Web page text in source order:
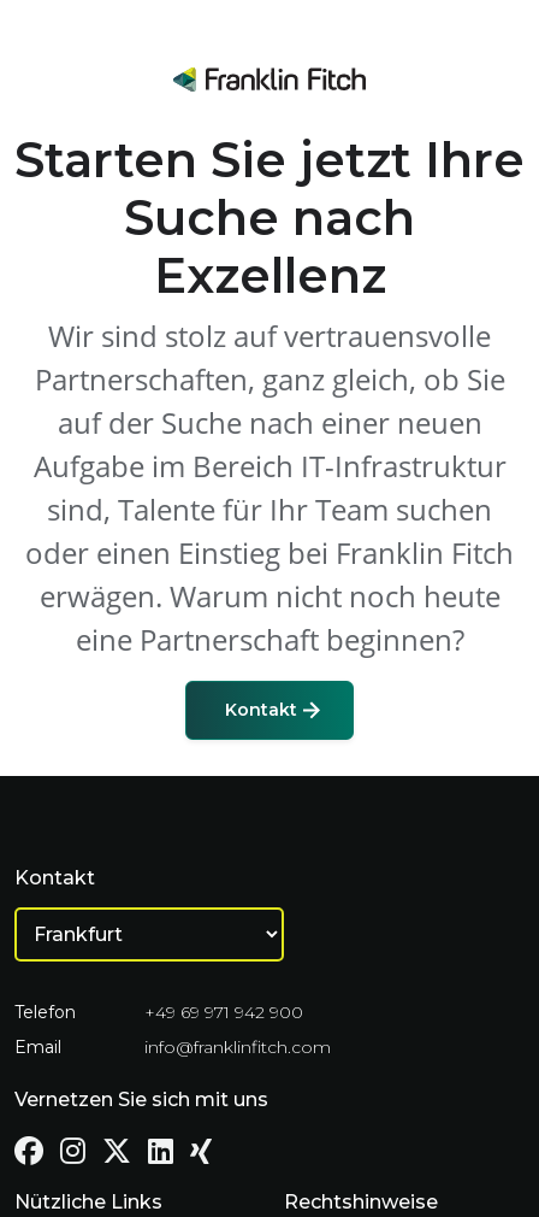
Starten Sie jetzt Ihre
Suche nach
Exzellenz
Wir sind stolz auf vertrauensvolle
Partnerschaften, ganz gleich, ob Sie
auf der Suche nach einer neuen
Aufgabe im Bereich IT-Infrastruktur
sind, Talente für Ihr Team suchen
oder einen Einstieg bei Franklin Fitch
erwägen. Warum nicht noch heute
eine Partnerschaft beginnen?
Kontakt
Kontakt
Telefon
+49 69 971 942 900
Email
info@franklinfitch.com
Vernetzen Sie sich mit uns
Nützliche Links
Rechtshinweise